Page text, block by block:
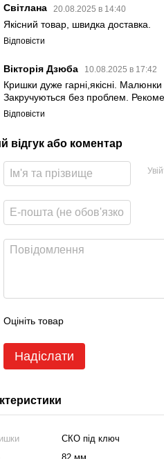
Світлана 20.08.2025 в 14:40
Якісний товар, швидка доставка.
Відповісти
Вікторія Дзюба 10.08.2025 в 17:42
Кришки дуже гарні,якісні.
Закручуються без проблем.
Відповісти
відгук або коментар
Оцініть товар
Надіслати
СКО під ключ